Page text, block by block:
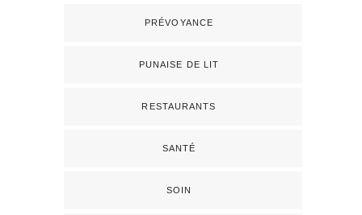
PRÉVOYANCE
PUNAISE DE LIT
RESTAURANTS
SANTÉ
SOIN